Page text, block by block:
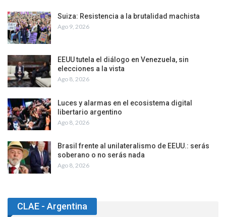
Suiza: Resistencia a la brutalidad machista
Ago 9, 2026
EEUU tutela el diálogo en Venezuela, sin
elecciones a la vista
Ago 8, 2026
Luces y alarmas en el ecosistema digital
libertario argentino
Ago 8, 2026
Brasil frente al unilateralismo de EEUU.: serás
soberano o no serás nada
Ago 8, 2026
CLAE - Argentina